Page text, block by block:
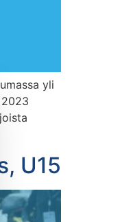
yli
U15